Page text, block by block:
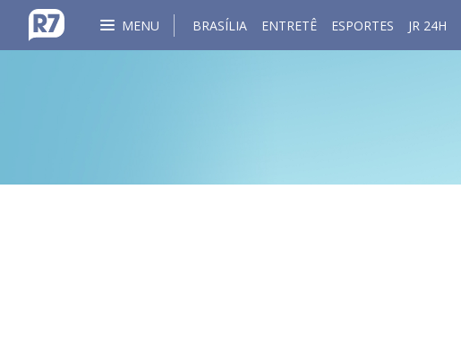
MENU BRASÍLIA ENTRETÊ ESPORTES JR 24H